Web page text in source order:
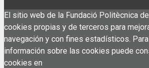
El sitio web de la Fundació Politècnica
cookies propias y de terceros para
navegación y con fines estadísticos.
información sobre las cookies puede
cookies en